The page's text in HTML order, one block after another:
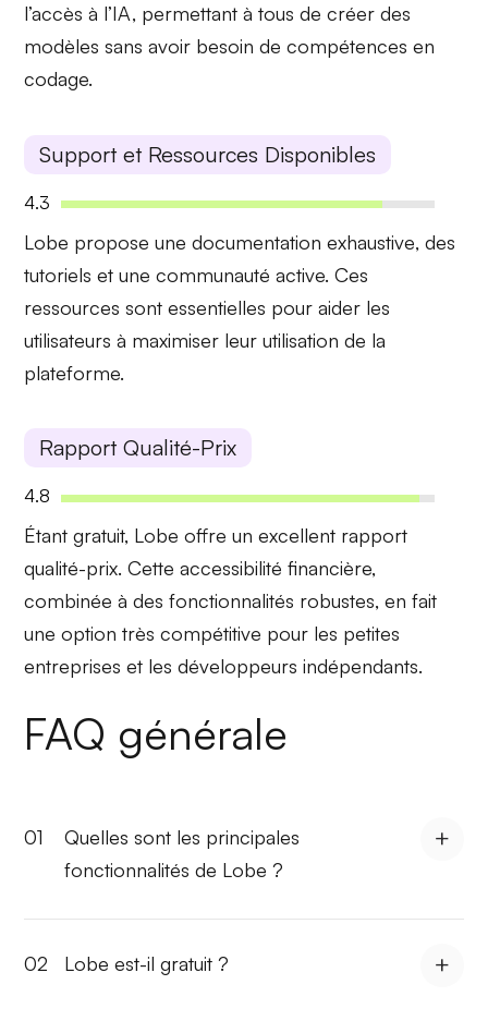
l’accès à l’IA, permettant à tous de créer des
modèles sans avoir besoin de compétences en
codage.
Support et Ressources Disponibles
4.3
Lobe propose unedocumentation exhaustive, des
tutoriels et une communauté active. Ces
ressources sont essentielles pour aider les
utilisateurs à maximiser leur utilisation de la
plateforme.
Rapport Qualité-Prix
4.8
Étant gratuit, Lobe offre unexcellent rapport
qualité-prix. Cette accessibilité financière,
combinée à des fonctionnalités robustes, en fait
une option très compétitive pour les petites
entreprises et les développeurs indépendants.
FAQ générale
01
Quelles sont les principales
fonctionnalités de Lobe ?
02 Lobe est-il gratuit ?